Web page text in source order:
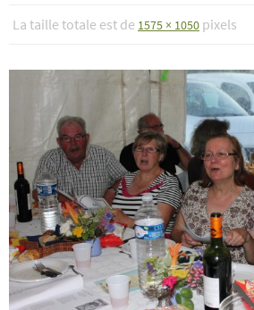
La taille totale est de 1575 × 1050 pixels